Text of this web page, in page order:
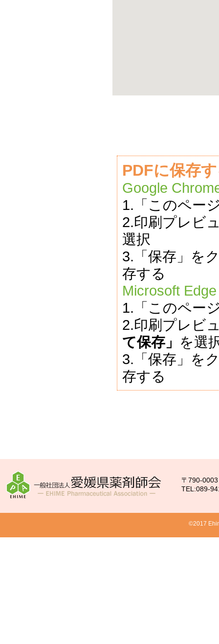
PDFに保存
Google
1.「このペー
2.印刷プレビ
選択
3.「保存」を
存する
Microsoft Edge
1.「このペー
2.印刷プレビ
て保存」 を選
3.「保存」を
存する
〒790-
TEL:089-
©2017